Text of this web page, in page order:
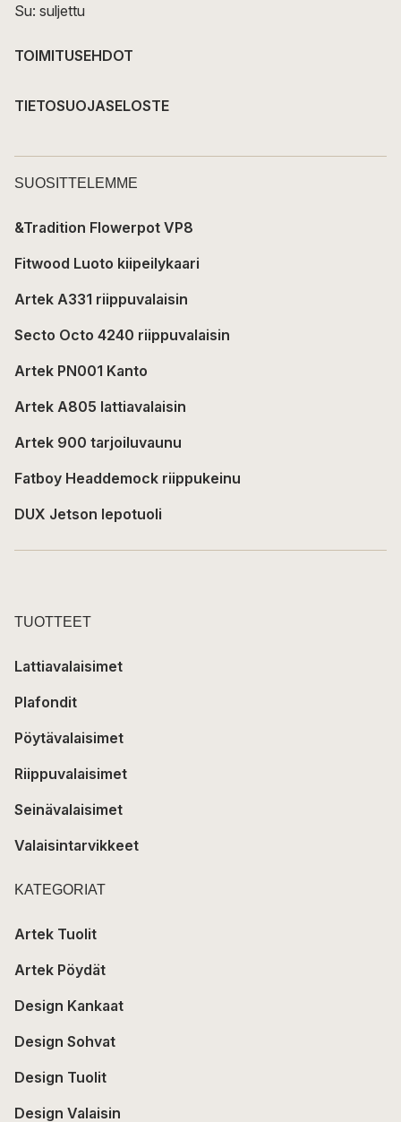
Su: suljettu
TOIMITUSEHDOT
TIETOSUOJASELOSTE
SUOSITTELEMME
&Tradition Flowerpot VP8
Fitwood Luoto kiipeilykaari
Artek A331 riippuvalaisin
Secto Octo 4240 riippuvalaisin
Artek PN001 Kanto
Artek A805 lattiavalaisin
Artek 900 tarjoiluvaunu
Fatboy Headdemock riippukeinu
DUX Jetson lepotuoli
TUOTTEET
Lattiavalaisimet
Plafondit
Pöytävalaisimet
Riippuvalaisimet
Seinävalaisimet
Valaisintarvikkeet
KATEGORIAT
Artek Tuolit
Artek Pöydät
Design Kankaat
Design Sohvat
Design Tuolit
Design Valaisin